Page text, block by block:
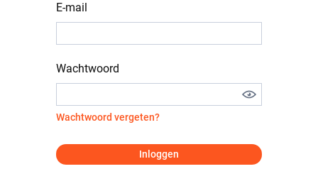
E-mail
Wachtwoord
Wachtwoord vergeten?
Inloggen